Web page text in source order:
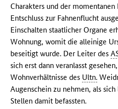
Charakters und der momentanen
Entschluss zur Fahnenflucht
Einschalten staatlicher Organe
Wohnung, womit die alleinige
beseitigt wurde. Der Leiter des
sich erst dann veranlasst
Wohnverhältnisse des Ultn.
Augenschein zu nehmen, als
Stellen damit befassten.